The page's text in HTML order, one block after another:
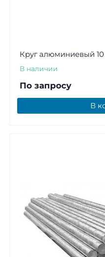
Круг алюминиевый
В наличии
По запросу
В